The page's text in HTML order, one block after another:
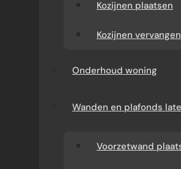
Kozijnen plaatsen
Kozijnen vervangen
Onderhoud woning
Wanden en plafonds
Voorzetwand
Sinds 1989 hebben wij als
Jouke de Groot begint een
dikke ramen”.